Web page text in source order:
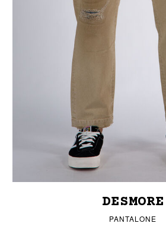
DESMORE
PANTALONE